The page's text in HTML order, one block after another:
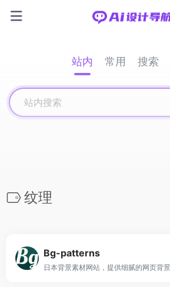
站内 常用 搜索
纹理
Bg-patterns